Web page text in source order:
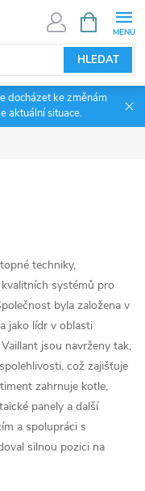
HLEDAT
NÁKUPNÍ
KOŠÍK
docházet ke změnám
aktuální situace.
techniky,
systémů pro
byla založena v
jako lídr v oblasti
jsou navrženy tak,
což zajišťuje
zahrnuje kotle,
panely a další
a spolupráci s
silnou pozici na